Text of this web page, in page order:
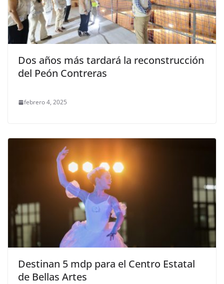
Dos años más tardará la reconstrucción
del Peón Contreras
febrero 4, 2025
Destinan 5 mdp para el Centro Estatal
de Bellas Artes